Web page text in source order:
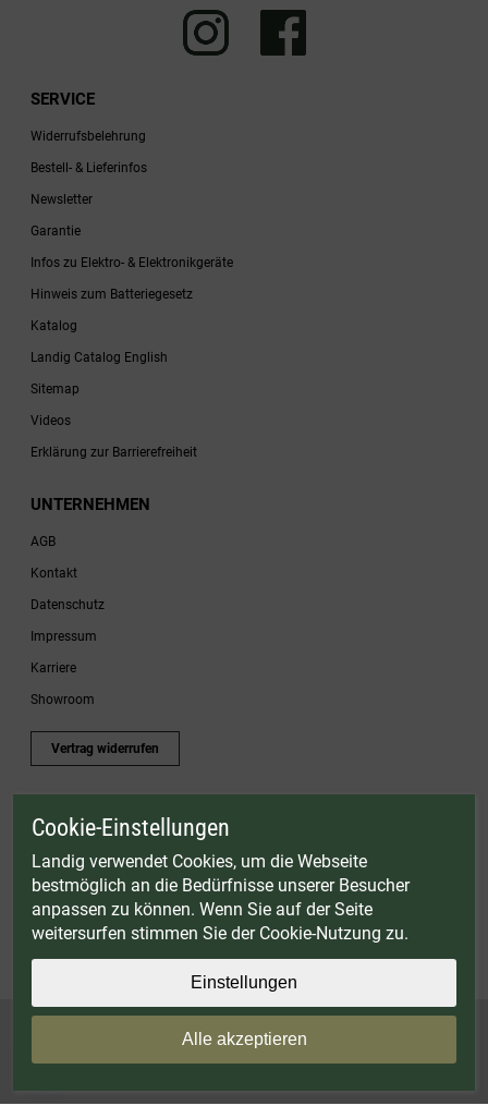
SERVICE
Widerrufsbelehrung
Bestell- & Lieferinfos
Newsletter
Garantie
Infos zu Elektro- & Elektronikgeräte
Hinweis zum Batteriegesetz
Katalog
Landig Catalog English
Sitemap
Videos
Erklärung zur Barrierefreiheit
UNTERNEHMEN
AGB
Kontakt
Datenschutz
Impressum
Karriere
Showroom
Vertrag widerrufen
* Gültig bis einschließlich 17.08.2026. Keine Barauszahlung möglich. Nicht mit
Zubehörartikel. Nicht einlösbar auf bereits rabattierte Sets.
© Landig 1982-2026 (44 Jahre Qualität)
Alle Preise inkl. gesetzl. Mehrwertsteuer, zuzüglich Versandkosten
Weitere Marken oder Shops der Landig + Lava GmbH & Co. KG: LAVA - Vakuumiergeräte
DRY AGER - Reifeschränke|VIESSMANN - Kühlzellen
Cookie-Einstellungen
Landig verwendet Cookies, um die Webseite
bestmöglich an die Bedürfnisse unserer Besucher
anpassen zu können. Wenn Sie auf der Seite
weitersurfen stimmen Sie der Cookie-Nutzung zu.
Einstellungen
Alle akzeptieren